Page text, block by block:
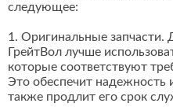
следующее:
1. Оригинальные запчасти.
ГрейтВол лучше
которые соответствуют
Это обеспечит надежность
также продлит его срок